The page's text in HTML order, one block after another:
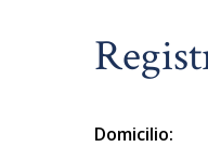
Domicilio: